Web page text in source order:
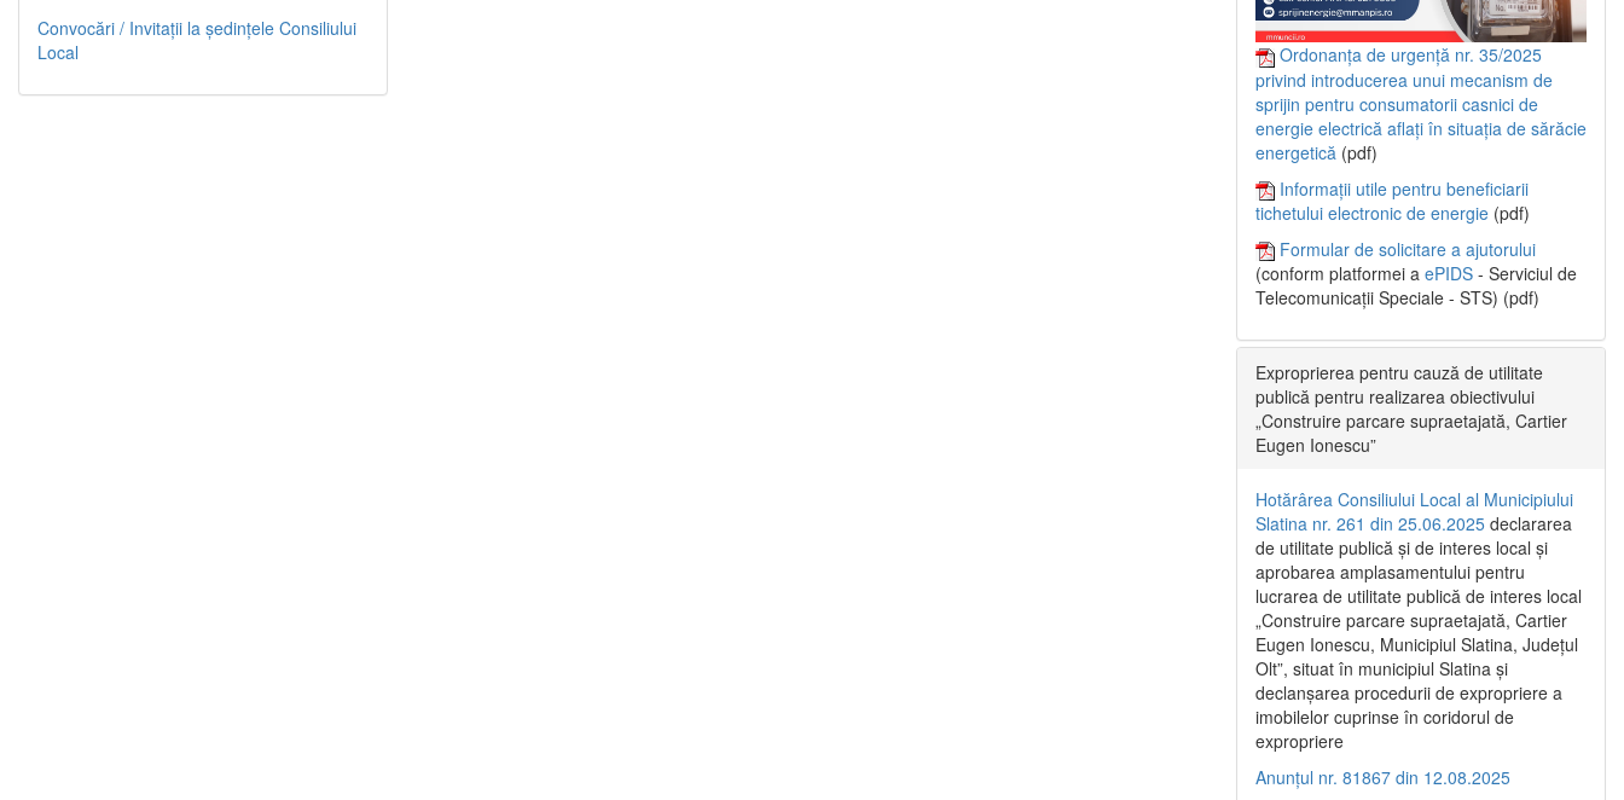
Convocări / Invitaţii la şedinţele Consiliului
Local
Ordonanța de urgență nr. 35/2025
privind introducerea unui mecanism de
sprijin pentru consumatorii casnici de
energie electrică aflați în situația de sărăcie
energetică (pdf)
Informații utile pentru beneficiarii
tichetului electronic de energie (pdf)
Formular de solicitare a ajutorului
(conform platformei a ePIDS - Serviciul de
Telecomunicații Speciale - STS) (pdf)
Exproprierea pentru cauză de utilitate
publică pentru realizarea obiectivului
„Construire parcare supraetajată, Cartier
Eugen Ionescu”
Hotărârea Consiliului Local al Municipiului
Slatina nr. 261 din 25.06.2025 declararea
de utilitate publică și de interes local și
aprobarea amplasamentului pentru
lucrarea de utilitate publică de interes local
„Construire parcare supraetajată, Cartier
Eugen Ionescu, Municipiul Slatina, Județul
Olt”, situat în municipiul Slatina și
declanșarea procedurii de expropriere a
imobilelor cuprinse în coridorul de
expropriere
Anunțul nr. 81867 din 12.08.2025